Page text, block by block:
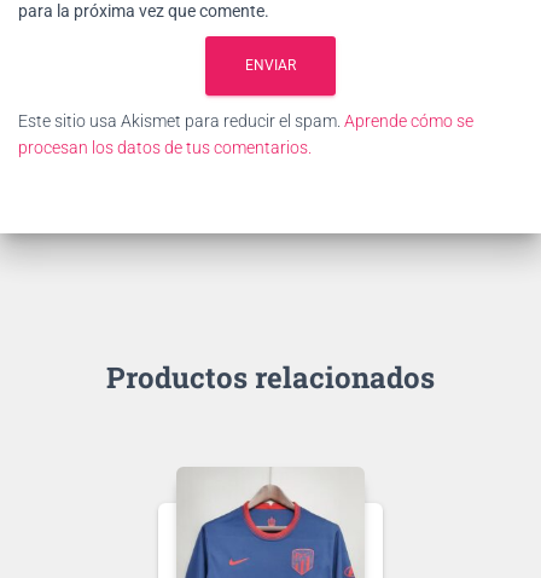
para la próxima vez que comente.
Este sitio usa Akismet para reducir el spam. Aprende cómo se
procesan los datos de tus comentarios.
Productos relacionados